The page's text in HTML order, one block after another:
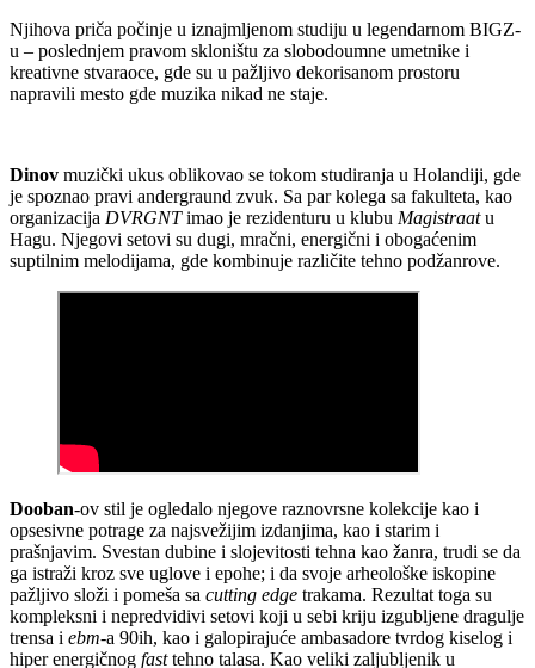
Njihova priča počinje u iznajmljenom studiju u legendarnom BIGZ-
u – poslednjem pravom skloništu za slobodoumne umetnike i
kreativne stvaraoce, gde su u pažljivo dekorisanom prostoru
napravili mesto gde muzika nikad ne staje.
Dinov muzički ukus oblikovao se tokom studiranja u Holandiji, gde
je spoznao pravi andergraund zvuk. Sa par kolega sa fakulteta, kao
organizacija DVRGNTimao je rezidenturu u klubu Magistraatu
Hagu. Njegovi setovi su dugi, mračni, energični i obogaćenim
suptilnim melodijama, gde kombinuje različite tehno podžanrove.
Dooban-ov stil je ogledalo njegove raznovrsne kolekcije kao i
opsesivne potrage za najsvežijim izdanjima, kao i starim i
prašnjavim. Svestan dubine i slojevitosti tehna kao žanra, trudi se da
ga istraži kroz sve uglove i epohe; i da svoje arheološke iskopine
pažljivo složi i pomeša sa cutting edge trakama. Rezultat toga su
kompleksni i nepredvidivi setovi koji u sebi kriju izgubljene dragulje
trensa i ebm-a 90ih, kao i galopirajuće ambasadore tvrdog kiselog i
hiper energičnog fasttehno talasa. Kao veliki zaljubljenik u